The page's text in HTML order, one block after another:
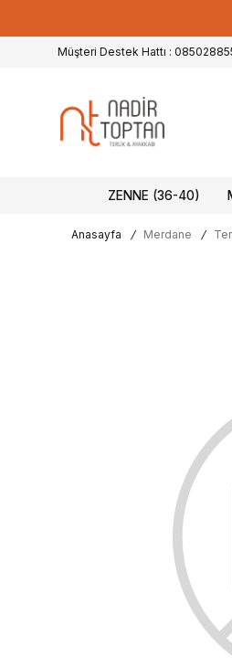
Müşteri Destek Hattı :
ZENNE (36-40)
Anasayfa / Merdane /